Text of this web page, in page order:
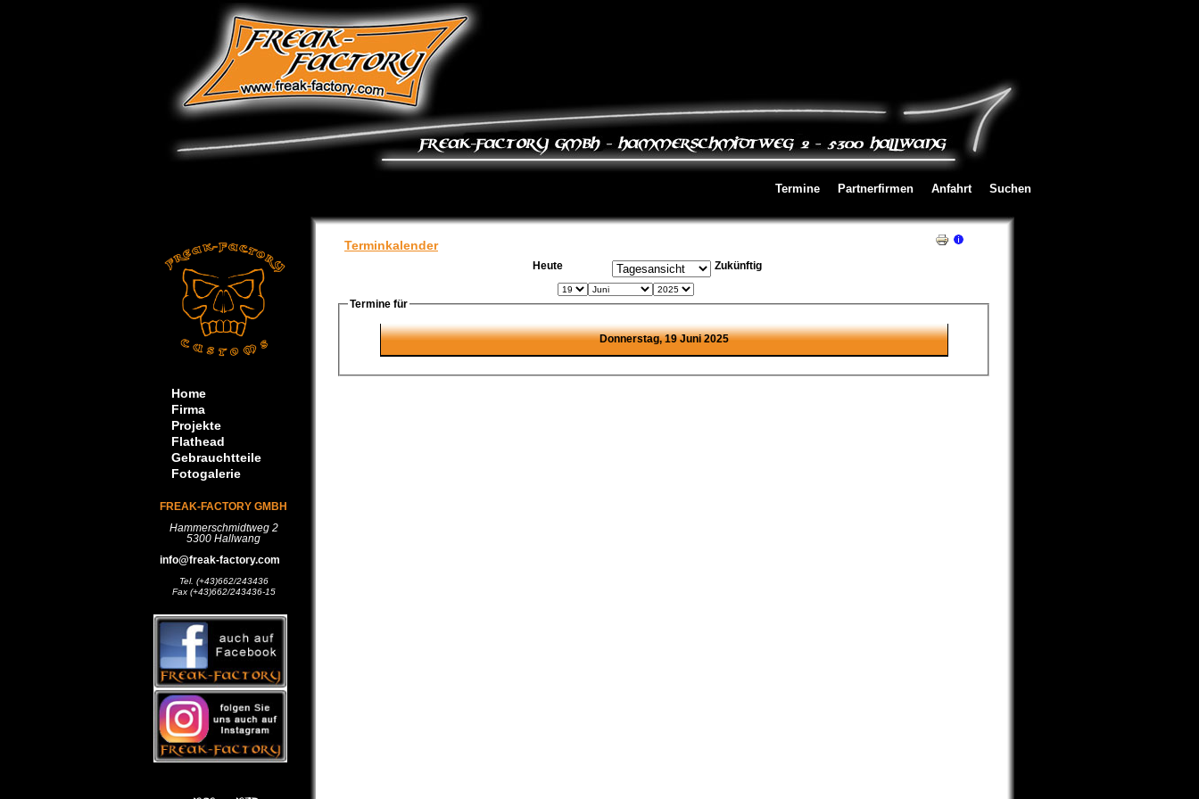
Suchen
Anfahrt
Partnerfirmen
Termine
Home
Firma
Projekte
Flathead
Gebrauchtteile
Fotogalerie
FREAK-FACTORY GMBH
Hammerschmidtweg 2
5300 Hallwang
info@freak-factory.com
Tel. (+43)662/243436
Fax (+43)662/243436-15
Terminkalender
Heute Zukünftig
Termine für
Donnerstag, 19 Juni 2025